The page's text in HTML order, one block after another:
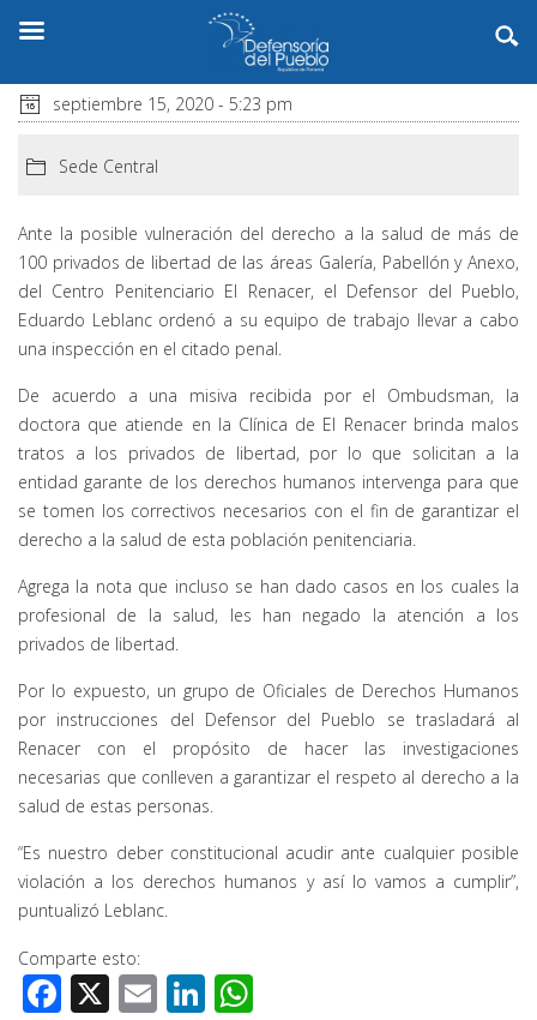
septiembre 15, 2020 - 5:23 pm
Sede Central
Ante la posible vulneración del derecho a la salud de más de
100 privados de libertad de las áreas Galería, Pabellón y Anexo,
del Centro Penitenciario El Renacer, el Defensor del Pueblo,
Eduardo Leblanc ordenó a su equipo de trabajo llevar a cabo
una inspección en el citado penal.
De acuerdo a una misiva recibida por el Ombudsman, la
doctora que atiende en la Clínica de El Renacer brinda malos
tratos a los privados de libertad, por lo que solicitan a la
entidad garante de los derechos humanos intervenga para que
se tomen los correctivos necesarios con el fin de garantizar el
derecho a la salud de esta población penitenciaria.
Agrega la nota que incluso se han dado casos en los cuales la
profesional de la salud, les han negado la atención a los
privados de libertad.
Por lo expuesto, un grupo de Oficiales de Derechos Humanos
por instrucciones del Defensor del Pueblo se trasladará al
Renacer con el propósito de hacer las investigaciones
necesarias que conlleven a garantizar el respeto al derecho a la
salud de estas personas.
“Es nuestro deber constitucional acudir ante cualquier posible
violación a los derechos humanos y así lo vamos a cumplir”,
puntualizó Leblanc.
Comparte esto:
Facebook
X EmailLinkedIn